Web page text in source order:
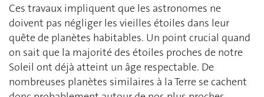
Ces travaux impliquent que les astronomes ne
doivent pas négliger les vieilles étoiles dans leur
quête de planètes habitables. Un point crucial quand
on sait que la majorité des étoiles proches de notre
Soleil ont déjà atteint un âge respectable. De
nombreuses planètes similaires à la Terre se cachent